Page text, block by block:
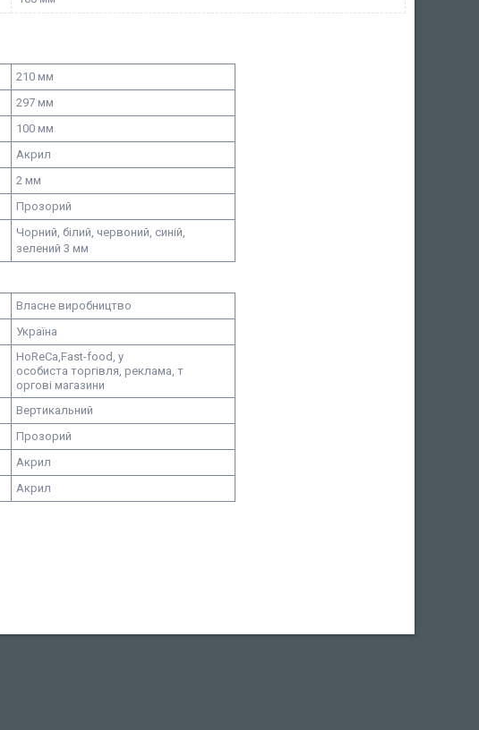
210 мм
297 мм
100 мм
Акрил
2 мм
Прозорий
Чорний, білий, червоний, синій,
зелений 3 мм
Власне виробництво
Україна
HoReCa,Fast-food, у
особиста торгівля, реклама, т
оргові магазини
Вертикальний
Прозорий
Акрил
Акрил